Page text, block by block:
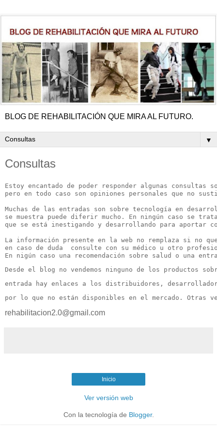
BLOG DE REHABILITACIÓN QUE MIRA AL FUTURO.
▼
Consultas
Estoy encantado de poder responder algunas
pero en todo caso son opiniones personales que no
Muchas de las entradas son sobre tecnología en
se muestra puede diferir mucho. En ningún caso se
que se está inestigando y desarrollando para aportar
La información presente en la web no remplaza si no
en caso de duda  consulte con su médico u otro
En nigún caso una recomendación sobre salud o una
Desde el blog no vendemos ninguno de los productos
entrada hay enlaces a los distribuidores,
por lo que no están disponibles en el mercado. Otras
rehabilitacion2.0@gmail.com
Inicio
Ver versión web
Con la tecnología de Blogger.